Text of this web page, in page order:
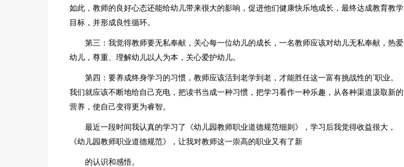
如此，教师的良好心态还能给幼儿带来很大的影响，促进他们健康快乐地成长，最终达成教育教学
目标，并形成良性循环。
第三：我觉得教师要无私奉献，关心每一位幼儿的成长，一名教师应该对幼儿无私奉献，热爱
幼儿，尊重、理解幼儿以人为本，关心爱护幼儿。
第四：要养成终身学习的习惯，教师应该活到老学到老，才能胜任这一富有挑战性的`职业。
我们就应该不断地给自己充电，把读书当成一种习惯，把学习看作一种乐趣，从各种渠道汲取新的
营养，使自己变得更为睿智。
最近一段时间我认真的学习了《幼儿园教师职业道德规范细则》，学习后我觉得收益很大，
《幼儿园教师职业道德规范》，让我对教师这一崇高的职业又有了新
的认识和感悟。